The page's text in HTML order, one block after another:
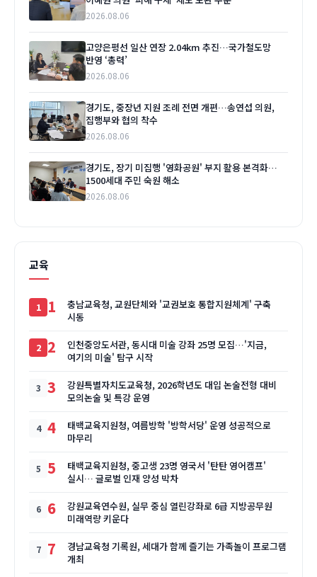
2026.08.06
고양은평선 일산 연장 2.04km 추진…국가철도망
반영 ‘총력’
2026.08.06
경기도, 중장년 지원 조례 전면 개편…송연섭 의원,
집행부와 협의 착수
2026.08.06
경기도, 장기 미집행 '영화공원' 부지 활용 본격화…
1500세대 주민 숙원 해소
2026.08.06
교육
1
충남교육청, 교원단체와 '교권보호 통합지원체계' 구축
시동
2
인천중앙도서관, 동시대 미술 강좌 25명 모집…'지금,
여기의 미술' 탐구 시작
3
강원특별자치도교육청, 2026학년도 대입 논술전형 대비
모의논술 및 특강 운영
4
태백교육지원청, 여름방학 '방학서당' 운영 성공적으로
마무리
5
태백교육지원청, 중고생 23명 영국서 '탄탄 영어캠프'
실시… 글로벌 인재 양성 박차
6
강원교육연수원, 실무 중심 열린강좌로 6급 지방공무원
미래역량 키운다
7
경남교육청 기록원, 세대가 함께 즐기는 가족놀이 프로그램
개최